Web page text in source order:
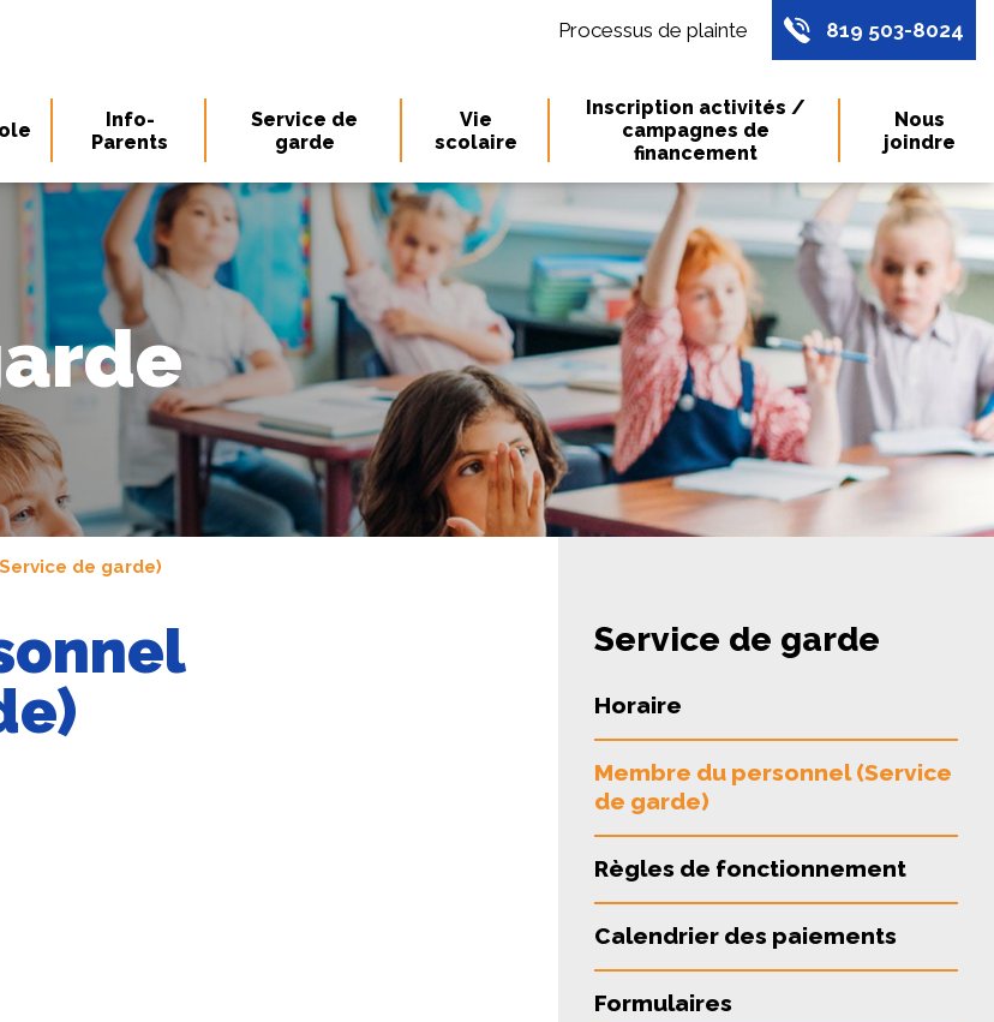
Processus de plainte 819 503-8024
Info-
Parents
Service de
garde
Vie
scolaire
Inscription activités /
campagnes de
financement
Nous
joindre
de garde)
Service de garde
Horaire
Membre du personnel (Service
de garde)
Règles de fonctionnement
Calendrier des paiements
Formulaires